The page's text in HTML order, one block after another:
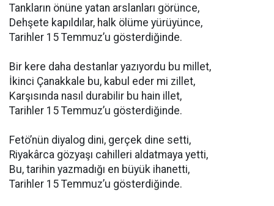
Tankların önüne yatan arslanları görünce,
Dehşete kapıldılar, halk ölüme yürüyünce,
Tarihler 15 Temmuz’u gösterdiğinde.
Bir kere daha destanlar yazıyordu bu millet,
İkinci Çanakkale bu, kabul eder mi zillet,
Karşısında nasıl durabilir bu hain illet,
Tarihler 15 Temmuz’u gösterdiğinde.
Fetö’nün diyalog dini, gerçek dine setti,
Riyakârca gözyaşı cahilleri aldatmaya yetti,
Bu, tarihin yazmadığı en büyük ihanetti,
Tarihler 15 Temmuz’u gösterdiğinde.